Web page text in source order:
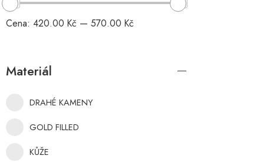
Cena: 420.00 Kč — 570.00 Kč
Materiál
DRAHÉ KAMENY
GOLD FILLED
KŮŽE